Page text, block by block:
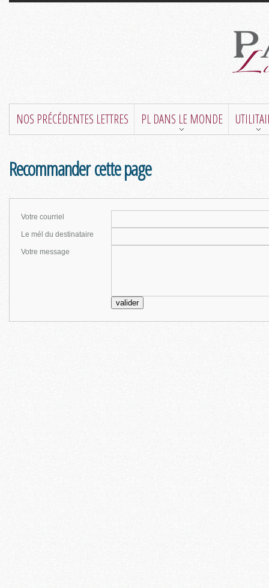
NOS PRÉCÉDENTES LETTRES PL DANS LE MONDE
Recommander cette page
Votre courriel
Le mél du destinataire
Votre message